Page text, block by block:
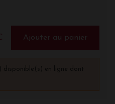
Ajouter au panier